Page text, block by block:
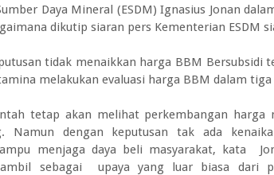
Daya Mineral (ESDM) Ignasius Jonan
dikutip siaran pers Kementerian ESDM
tidak menaikkan harga BBM Bersubsidi
melakukan evaluasi harga BBM dalam
tetap akan melihat perkembangan harga
Namun dengan keputusan tak ada
menjaga daya beli masyarakat, kata
sebagai upaya yang luar biasa dari